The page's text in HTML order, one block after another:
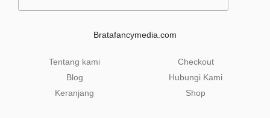
Bratafancymedia.com
Tentang kami
Blog
Keranjang
Checkout
Hubungi Kami
Shop